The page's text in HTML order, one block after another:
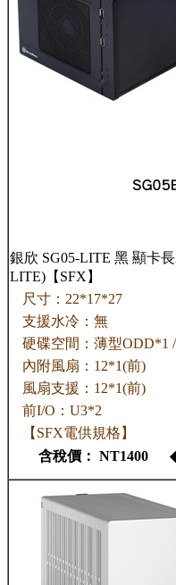
銀欣 SG05-LITE 黑 顯卡
LITE)【SFX】
尺寸：22*17*27
支援水冷：無
硬碟空間：薄型ODD*1 /
內附風扇：12*1(前)
風扇支援：12*1(前)
前I/O：U3*2
【SFX電供規格】
含稅價： NT1400